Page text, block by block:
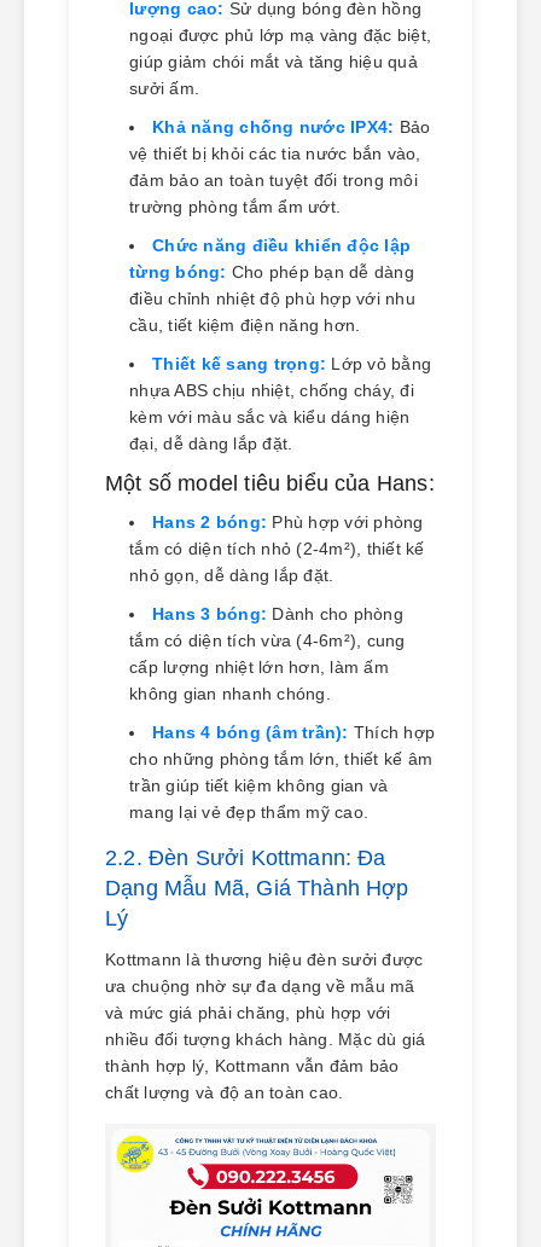
lượng cao: Sử dụng bóng đèn hồng
ngoại được phủ lớp mạ vàng đặc biệt,
giúp giảm chói mắt và tăng hiệu quả
sưởi ấm.
Khả năng chống nước IPX4: Bảo
vệ thiết bị khỏi các tia nước bắn vào,
đảm bảo an toàn tuyệt đối trong môi
trường phòng tắm ẩm ướt.
Chức năng điều khiển độc lập
từng bóng: Cho phép bạn dễ dàng
điều chỉnh nhiệt độ phù hợp với nhu
cầu, tiết kiệm điện năng hơn.
Thiết kế sang trọng: Lớp vỏ bằng
nhựa ABS chịu nhiệt, chống cháy, đi
kèm với màu sắc và kiểu dáng hiện
đại, dễ dàng lắp đặt.
Một số model tiêu biểu của Hans:
Hans 2 bóng: Phù hợp với phòng
tắm có diện tích nhỏ (2-4m²), thiết kế
nhỏ gọn, dễ dàng lắp đặt.
Hans 3 bóng: Dành cho phòng
tắm có diện tích vừa (4-6m²), cung
cấp lượng nhiệt lớn hơn, làm ấm
không gian nhanh chóng.
Hans 4 bóng (âm trần): Thích hợp
cho những phòng tắm lớn, thiết kế âm
trần giúp tiết kiệm không gian và
mang lại vẻ đẹp thẩm mỹ cao.
2.2. Đèn Sưởi Kottmann: Đa
Dạng Mẫu Mã, Giá Thành Hợp
Lý
Kottmann là thương hiệu đèn sưởi được
ưa chuộng nhờ sự đa dạng về mẫu mã
và mức giá phải chăng, phù hợp với
nhiều đối tượng khách hàng. Mặc dù giá
thành hợp lý, Kottmann vẫn đảm bảo
chất lượng và độ an toàn cao.